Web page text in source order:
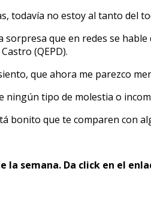
todavía no estoy al tanto del
sorpresa que en redes se
(QEPD).
que ahora me parezco
tipo de molestia o
bonito que te comparen con
semana. Da click en el